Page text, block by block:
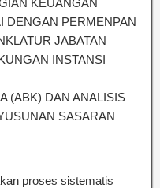
(ABK) DAN ANALISIS
SASARAN
proses sistematis